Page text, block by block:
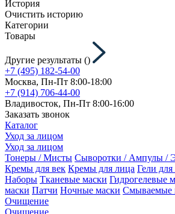
История
Очистить историю
Категории
Товары
Другие результаты ()
+7 (495) 182-54-00
Москва, Пн-Пт 8:00-18:00
+7 (914) 706-44-00
Владивосток, Пн-Пт 8:00-16:00
Заказать звонок
Каталог
Уход за лицом
Уход за лицом
Тонеры / Мисты Сыворотки / Ампулы /
Кремы для век Кремы для лица Гели для
Наборы Тканевые маски Гидрогелевые
маски Патчи Ночные маски Смываемые
Очищение
Очищение